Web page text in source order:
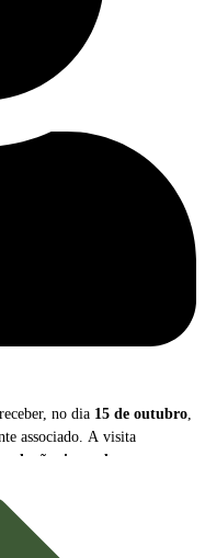
no dia 15 de outubro,
associado. A visita
soluções inovadoras
da Hubel Verde, e